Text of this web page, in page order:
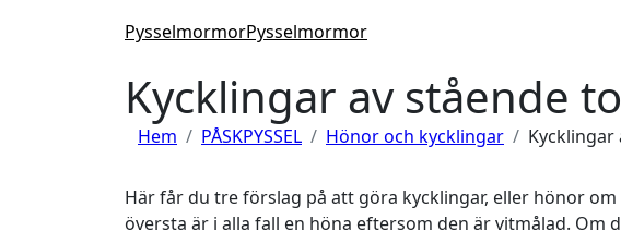
PysselmormorPysselmormor
Kycklingar av stående
Hem PÅSKPYSSEL Hönor och kycklingar
Här får du tre förslag på att göra kycklingar, eller hönor om
översta är i alla fall en höna eftersom den är vitmålad. Om